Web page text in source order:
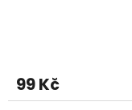
99 Kč